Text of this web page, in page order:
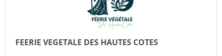
FEERIE VEGETALE DES HAUTES COTES